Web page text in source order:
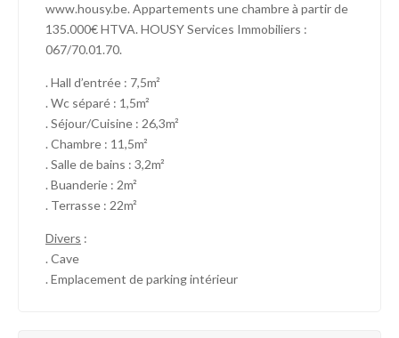
www.housy.be. Appartements une chambre à partir de
135.000€ HTVA. HOUSY Services Immobiliers :
067/70.01.70.
. Hall d’entrée : 7,5m²
. Wc séparé : 1,5m²
. Séjour/Cuisine : 26,3m²
. Chambre : 11,5m²
. Salle de bains : 3,2m²
. Buanderie : 2m²
. Terrasse : 22m²
Divers :
. Cave
. Emplacement de parking intérieur